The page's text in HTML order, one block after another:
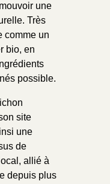
une
Très
comme un
bio, en
possible.
site
une
de
allié à
depuis plus